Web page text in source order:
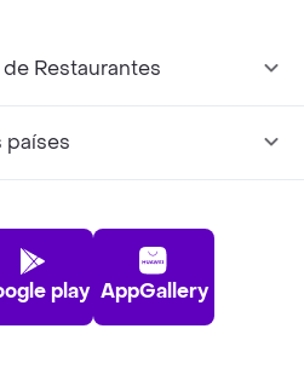
Restaurantes
países
play AppGallery